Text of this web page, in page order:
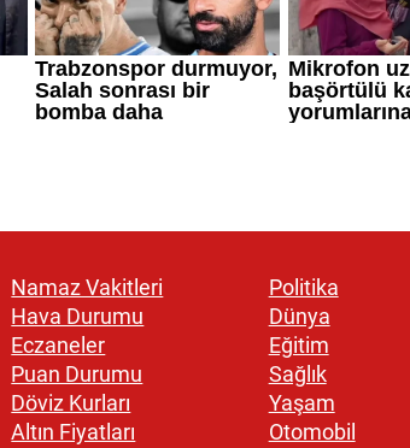
Namaz Vakitleri
Hava Durumu
Eczaneler
Puan Durumu
Döviz Kurları
Altın Fiyatları
Politika
Dünya
Eğitim
Sağlık
Yaşam
Otomobil